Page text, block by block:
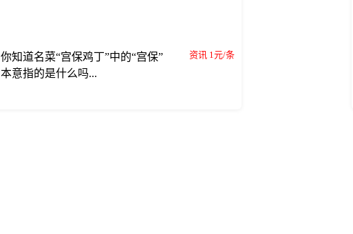
你知道名菜“宫保鸡丁”中的“宫保”
本意指的是什么吗...
资讯 1元/条